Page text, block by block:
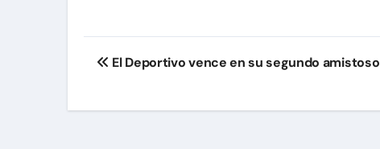
Navegación
entradas
El Deportivo vence en su segundo amistoso